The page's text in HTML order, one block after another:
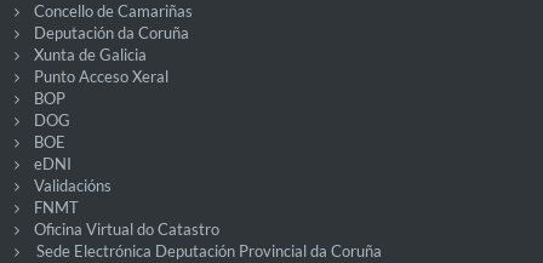
Concello de Camariñas
Deputación da Coruña
Xunta de Galicia
Punto Acceso Xeral
BOP
DOG
BOE
eDNI
Validacións
FNMT
Oficina Virtual do Catastro
Sede Electrónica Deputación Provincial da Coruña